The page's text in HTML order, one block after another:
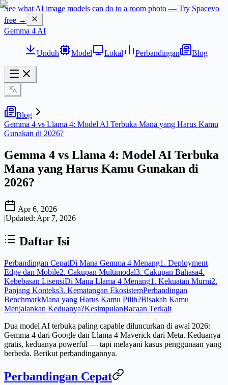
See what AI image models can do to a room photo — Try Spacevo
free →
Gemma 4 AI
Unduh Model Lokal Perbandingan Blog
Blog
Gemma 4 vs Llama 4: Model AI Terbuka Mana yang Harus Kamu
Gunakan di 2026?
Gemma 4 vs Llama 4: Model AI Terbuka
Mana yang Harus Kamu Gunakan di
2026?
Apr 6, 2026
|Updated: Apr 7, 2026
Daftar Isi
Perbandingan CepatDi Mana Gemma 4 Menang1. Deployment
Edge dan Mobile2. Cakupan Multimodal3. Cakupan Bahasa4.
Kebebasan LisensiDi Mana Llama 4 Menang1. Kekuatan Murni2.
Panjang Konteks3. Kematangan EkosistemPerbandingan
BenchmarkMana yang Harus Kamu Pilih?Bisakah Kamu
Menjalankan Keduanya?KesimpulanBacaan Terkait
Dua model AI terbuka paling capable diluncurkan di awal 2026:
Gemma 4 dari Google dan Llama 4 Maverick dari Meta. Keduanya
gratis, keduanya powerful — tapi melayani kasus penggunaan yang
berbeda. Berikut perbandingannya.
Perbandingan Cepat